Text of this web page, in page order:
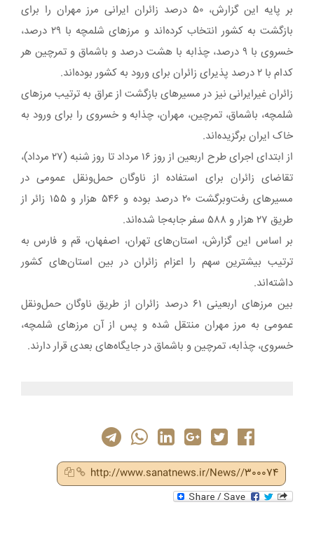
بر پایه این گزارش، ۵۰ درصد زائران ایرانی مرز مهران را برای
بازگشت به کشور انتخاب کرده‌اند و مرزهای شلمچه با ۲۹ درصد،
خسروی با ۹ درصد، چذابه با هشت درصد و باشماق و تمرچین هر
کدام با ۲ درصد پذیرای زائران برای ورود به کشور بوده‌اند.
زائران غیرایرانی نیز در مسیرهای بازگشت از عراق به ترتیب مرزهای
شلمچه، باشماق، تمرچین، مهران، چذابه و خسروی را برای ورود به
خاک ایران برگزیده‌اند.
از ابتدای اجرای طرح اربعین از روز ۱۶ مرداد تا روز شنبه (۲۷ مرداد)،
تقاضای زائران برای استفاده از ناوگان حمل‌ونقل عمومی در
مسیرهای رفت‌وبرگشت ۲۰ درصد بوده و ۵۴۶ هزار و ۱۵۵ زائر از
طریق ۲۷ هزار و ۵۸۸ سفر جابه‌جا شده‌اند.
بر اساس این گزارش، استان‌های تهران، اصفهان، قم و فارس به
ترتیب بیشترین سهم را اعزام زائران در بین استان‌های کشور
داشته‌اند.
بین مرزهای اربعینی ۶۱ درصد زائران از طریق ناوگان حمل‌ونقل
عمومی به مرز مهران منتقل شده و پس از آن مرزهای شلمچه،
خسروی، چذابه، تمرچین و باشماق در جایگاه‌های بعدی قرار دارند.
http://www.sanatnews.ir/News//300074